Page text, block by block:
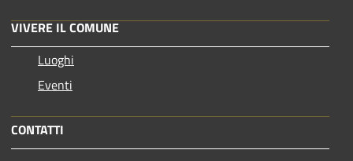
VIVERE IL COMUNE
Luoghi
Eventi
CONTATTI